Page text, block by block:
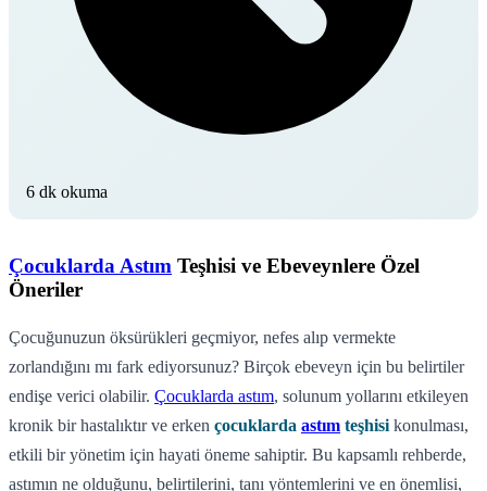
6 dk okuma
Çocuklarda Astım Teşhisi ve Ebeveynlere Özel
Öneriler
Çocuğunuzun öksürükleri geçmiyor, nefes alıp vermekte
zorlandığını mı fark ediyorsunuz? Birçok ebeveyn için bu belirtiler
endişe verici olabilir. Çocuklarda astım, solunum yollarını etkileyen
kronik bir hastalıktır ve erken çocuklarda astım teşhisi konulması,
etkili bir yönetim için hayati öneme sahiptir. Bu kapsamlı rehberde,
astımın ne olduğunu, belirtilerini, tanı yöntemlerini ve en önemlisi,